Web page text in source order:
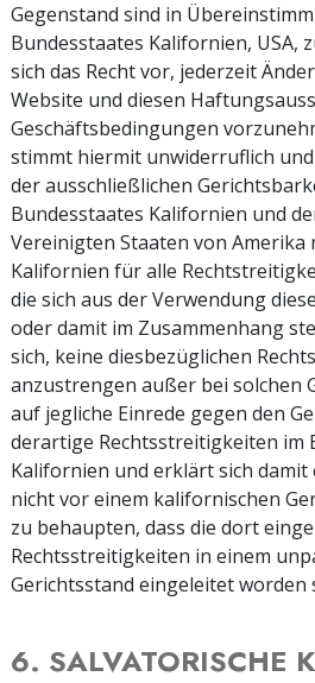
Gegenstand sind in
Bundesstaates Kalifornien, USA,
sich das Recht vor, jederzeit
Website und diesen
Geschäftsbedingungen
stimmt hiermit unwiderruflich
der ausschließlichen
Bundesstaates Kalifornien und
Vereinigten Staaten von Amerika
Kalifornien für alle
die sich aus der Verwendung
oder damit im Zusammenhang
sich, keine diesbezüglichen
anzustrengen außer bei solchen
auf jegliche Einrede gegen den
derartige Rechtsstreitigkeiten im
Kalifornien und erklärt sich damit
nicht vor einem kalifornischen
zu behaupten, dass die dort
Rechtsstreitigkeiten in einem
Gerichtsstand eingeleitet worden
6. SALVATORISCHE